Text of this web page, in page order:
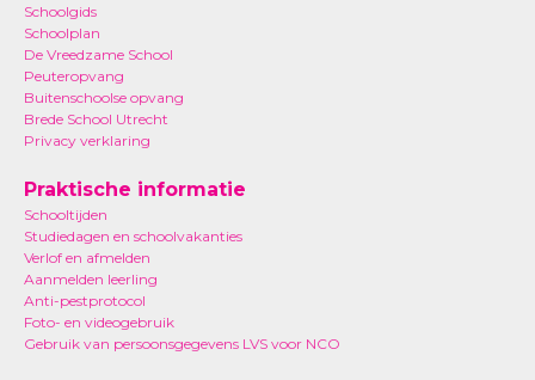
Schoolgids
Schoolplan
De Vreedzame School
Peuteropvang
Buitenschoolse opvang
Brede School Utrecht
Privacy verklaring
Praktische informatie
Schooltijden
Studiedagen en schoolvakanties
Verlof en afmelden
Aanmelden leerling
Anti-pestprotocol
Foto- en videogebruik
Gebruik van persoonsgegevens LVS voor NCO